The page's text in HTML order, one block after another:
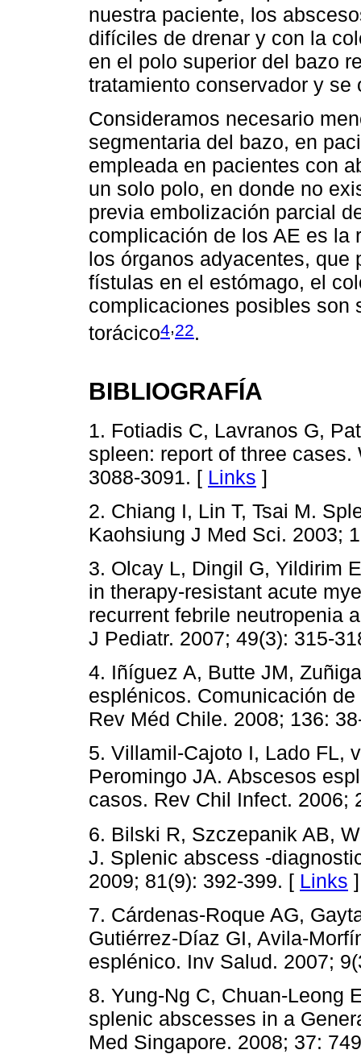
nuestra paciente, los
difíciles de drenar y con la
en el polo superior del bazo
tratamiento conservador y
Consideramos necesario
segmentaria del bazo, en
empleada en pacientes con
un solo polo, en donde no
previa embolización parcial
complicación de los AE es la
los órganos adyacentes, que
fístulas en el estómago, el
complicaciones posibles son
torácico4,22.
BIBLIOGRAFÍA
1. Fotiadis C, Lavranos G,
spleen: report of three
3088-3091. [ Links ]
2. Chiang I, Lin T, Tsai M.
Kaohsiung J Med Sci. 2003;
3. Olcay L, Dingil G, Yildirim
in therapy-resistant acute
recurrent febrile neutropenia
J Pediatr. 2007; 49(3): 315-
4. Iñíguez A, Butte JM,
esplénicos. Comunicación
Rev Méd Chile. 2008; 136:
5. Villamil-Cajoto I, Lado FL,
Peromingo JA. Abscesos
casos. Rev Chil Infect. 2006;
6. Bilski R, Szczepanik AB,
J. Splenic abscess -
2009; 81(9): 392-399. [ Links ]
7. Cárdenas-Roque AG,
Gutiérrez-Díaz GI, Avila-
esplénico. Inv Salud. 2007;
8. Yung-Ng C, Chuan-Leong
splenic abscesses in a
Med Singapore. 2008; 37: